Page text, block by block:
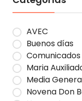
AVEC
Buenos días
Maria
Media
Novena Don